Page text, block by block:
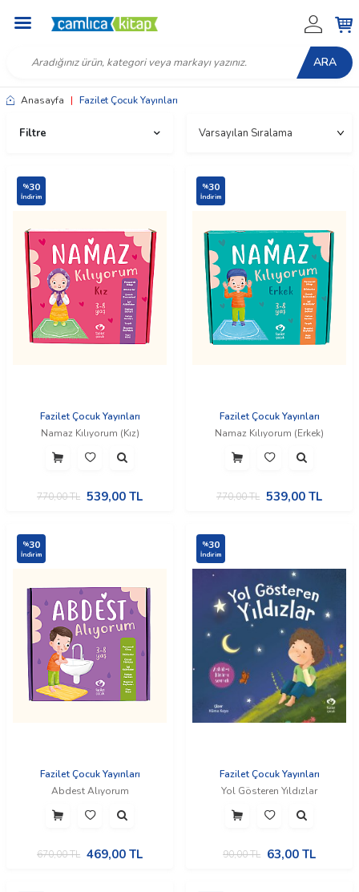
ARA
Anasayfa | Fazilet Çocuk Yayınları
Filtre
%30
İndirim
Fazilet Çocuk Yayınları
Namaz Kılıyorum (Kız)
770,00TL 539,00 TL
%30
İndirim
Fazilet Çocuk Yayınları
Namaz Kılıyorum (Erkek)
770,00TL 539,00 TL
%30
İndirim
Fazilet Çocuk Yayınları
Abdest Alıyorum
670,00TL 469,00 TL
%30
İndirim
Fazilet Çocuk Yayınları
Yol Gösteren Yıldızlar
90,00TL 63,00 TL